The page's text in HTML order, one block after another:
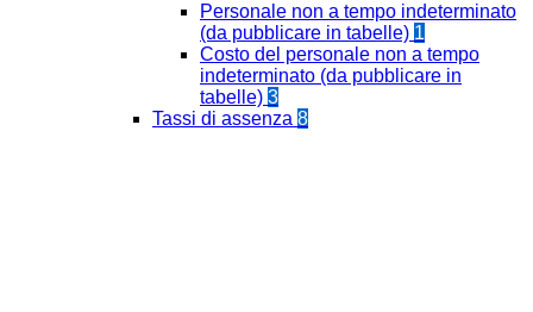
Personale non a tempo indeterminato
(da pubblicare in tabelle) 1
Costo del personale non a tempo
indeterminato (da pubblicare in
tabelle) 3
Tassi di assenza 8